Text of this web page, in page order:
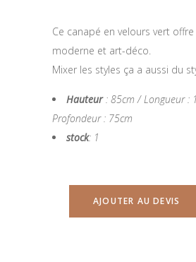
Ce canapé en velours vert
moderne et art-déco.
Mixer les styles ça a aussi du
Hauteur: 85cm / Longueur :
Profondeur : 75cm
stock: 1
AJOUTER AU DEVIS